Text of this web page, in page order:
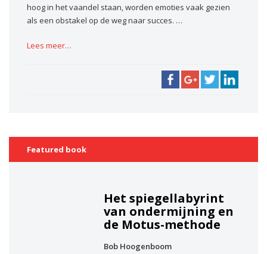
hoog in het vaandel staan, worden emoties vaak gezien
als een obstakel op de weg naar succes. …
Lees meer…
Featured book
Het spiegellabyrint
van ondermijning en
de Motus-methode
Bob Hoogenboom